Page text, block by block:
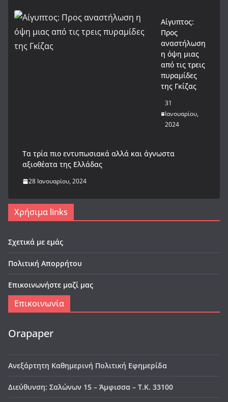
Αίγυπτος:
Προς
αναστήλωση
η όψη μιας
από τις τρεις
πυραμίδες
της Γκίζας
31
Ιανουαρίου,
2024
Tα τρία πιο εντυπωσιακά αλλά και άγνωστα
αξιοθέατα της Ελλάδας
28 Ιανουαρίου, 2024
Χρήσιμα links
Σχετικά με εμάς
Πολιτική Απορρήτου
Επικοινωνήστε μαζί μας
Επικοινωνία
Orapaper
Ανεξάρτητη Καθημερινή Πολιτική Εφημερίδα
Διεύθυνση: Σαλώνων 15 – Άμφισσα – Τ.Κ. 33100